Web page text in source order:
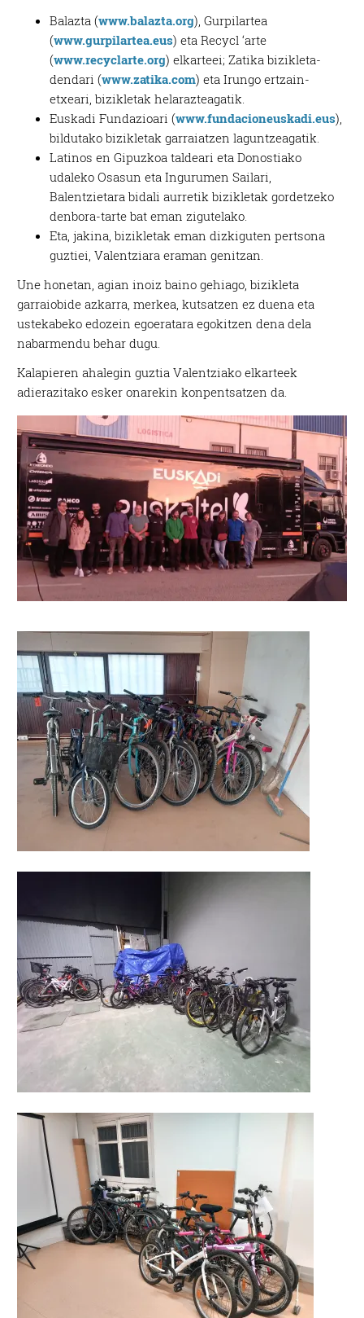
Balazta (www.balazta.org), Gurpilartea
(www.gurpilartea.eus) eta Recycl ‘arte
(www.recyclarte.org) elkarteei; Zatika bizikleta-
dendari (www.zatika.com) eta Irungo ertzain-
etxeari, bizikletak helarazteagatik.
Euskadi Fundazioari (www.fundacioneuskadi.eus),
bildutako bizikletak garraiatzen laguntzeagatik.
Latinos en Gipuzkoa taldeari eta Donostiako
udaleko Osasun eta Ingurumen Sailari,
Balentzietara bidali aurretik bizikletak gordetzeko
denbora-tarte bat eman zigutelako.
Eta, jakina, bizikletak eman dizkiguten pertsona
guztiei, Valentziara eraman genitzan.
Une honetan, agian inoiz baino gehiago, bizikleta
garraiobide azkarra, merkea, kutsatzen ez duena eta
ustekabeko edozein egoeratara egokitzen dena dela
nabarmendu behar dugu.
Kalapieren ahalegin guztia Valentziako elkarteek
adierazitako esker onarekin konpentsatzen da.